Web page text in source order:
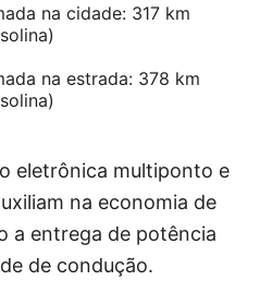
na cidade: 317 km
na estrada: 378 km
eletrônica multiponto e
na economia de
a entrega de potência
de condução.